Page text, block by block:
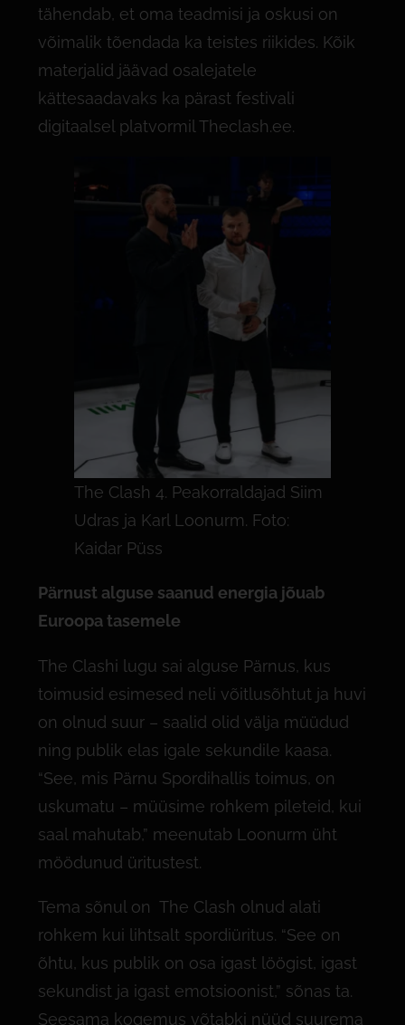
tähendab, et oma teadmisi ja oskusi on
võimalik tõendada ka teistes riikides. Kõik
materjalid jäävad osalejatele
kättesaadavaks ka pärast festivali
digitaalsel platvormil Theclash.ee.
The Clash 4. Peakorraldajad Siim
Udras ja Karl Loonurm. Foto:
Kaidar Püss
Pärnust alguse saanud energia jõuab
Euroopa tasemele
The Clashi lugu sai alguse Pärnus, kus
toimusid esimesed neli võitlusõhtut ja huvi
on olnud suur – saalid olid välja müüdud
ning publik elas igale sekundile kaasa.
“See, mis Pärnu Spordihallis toimus, on
uskumatu – müüsime rohkem pileteid, kui
saal mahutab,” meenutab Loonurm üht
möödunud üritustest.
Tema sõnul on The Clash olnud alati
rohkem kui lihtsalt spordiüritus. “See on
õhtu, kus publik on osa igast löögist, igast
sekundist ja igast emotsioonist,” sõnas ta.
Seesama kogemus võtabki nüüd suurema